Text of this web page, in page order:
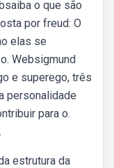
o que são
por freud: O
elas se
Websigmund
e superego, três
personalidade
para o.
estrutura da